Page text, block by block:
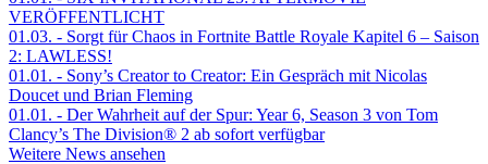
VERÖFFENTLICHT
01.03. - Sorgt für Chaos in Fortnite Battle Royale Kapitel 6 – Saison
2: LAWLESS!
01.01. - Sony’s Creator to Creator: Ein Gespräch mit Nicolas
Doucet und Brian Fleming
01.01. - Der Wahrheit auf der Spur: Year 6, Season 3 von Tom
Clancy’s The Division® 2 ab sofort verfügbar
Weitere News ansehen